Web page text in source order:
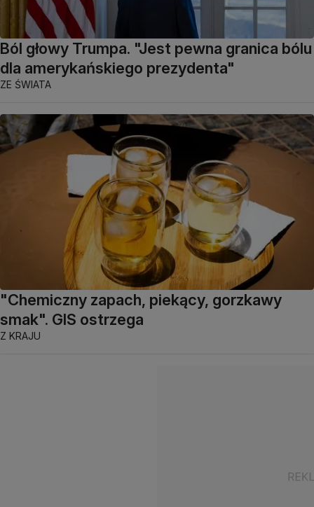
Ból głowy Trumpa. "Jest pewna granica bólu
dla amerykańskiego prezydenta"
ZE ŚWIATA
"Chemiczny zapach, piekący, gorzkawy
smak". GIS ostrzega
Z KRAJU